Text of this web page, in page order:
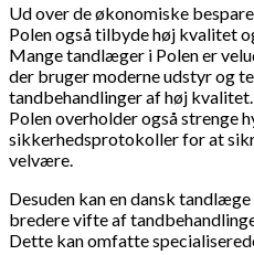
Ud over de økonomiske
Polen også tilbyde høj kvalitet
Mange tandlæger i Polen er
der bruger moderne udstyr og
tandbehandlinger af høj
Polen overholder også strenge
sikkerhedsprotokoller for at
velvære.
Desuden kan en dansk
bredere vifte af
Dette kan omfatte